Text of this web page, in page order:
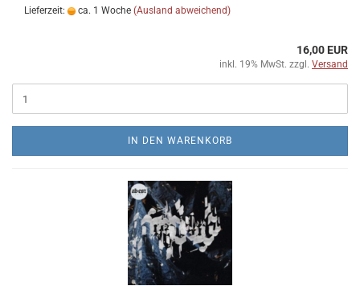
Lieferzeit: ca. 1 Woche (Ausland abweichend)
16,00 EUR
inkl. 19% MwSt. zzgl. Versand
IN DEN WARENKORB